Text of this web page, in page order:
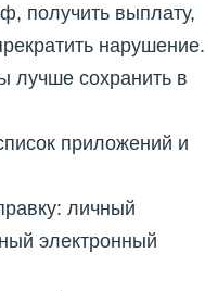
получить выплату,
нарушение.
лучше сохранить в
приложений и
личный
электронный